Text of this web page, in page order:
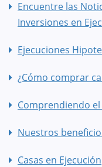
Encuentre las
Inversiones en
Ejecuciones
¿Cómo comprar
Comprendiendo
Nuestros
Casas en Ejecución